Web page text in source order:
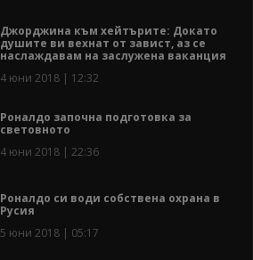
Джорджина към хейтърите: Докато
душите ви вехнат от завист, аз се
наслаждавам на заслужена ваканция
4 юни 2018 | 12:32
Роналдо започна подготовка за
световното
4 юни 2018 | 22:36
Роналдо си води собствена охрана в
Русия
5 юни 2018 | 05:17